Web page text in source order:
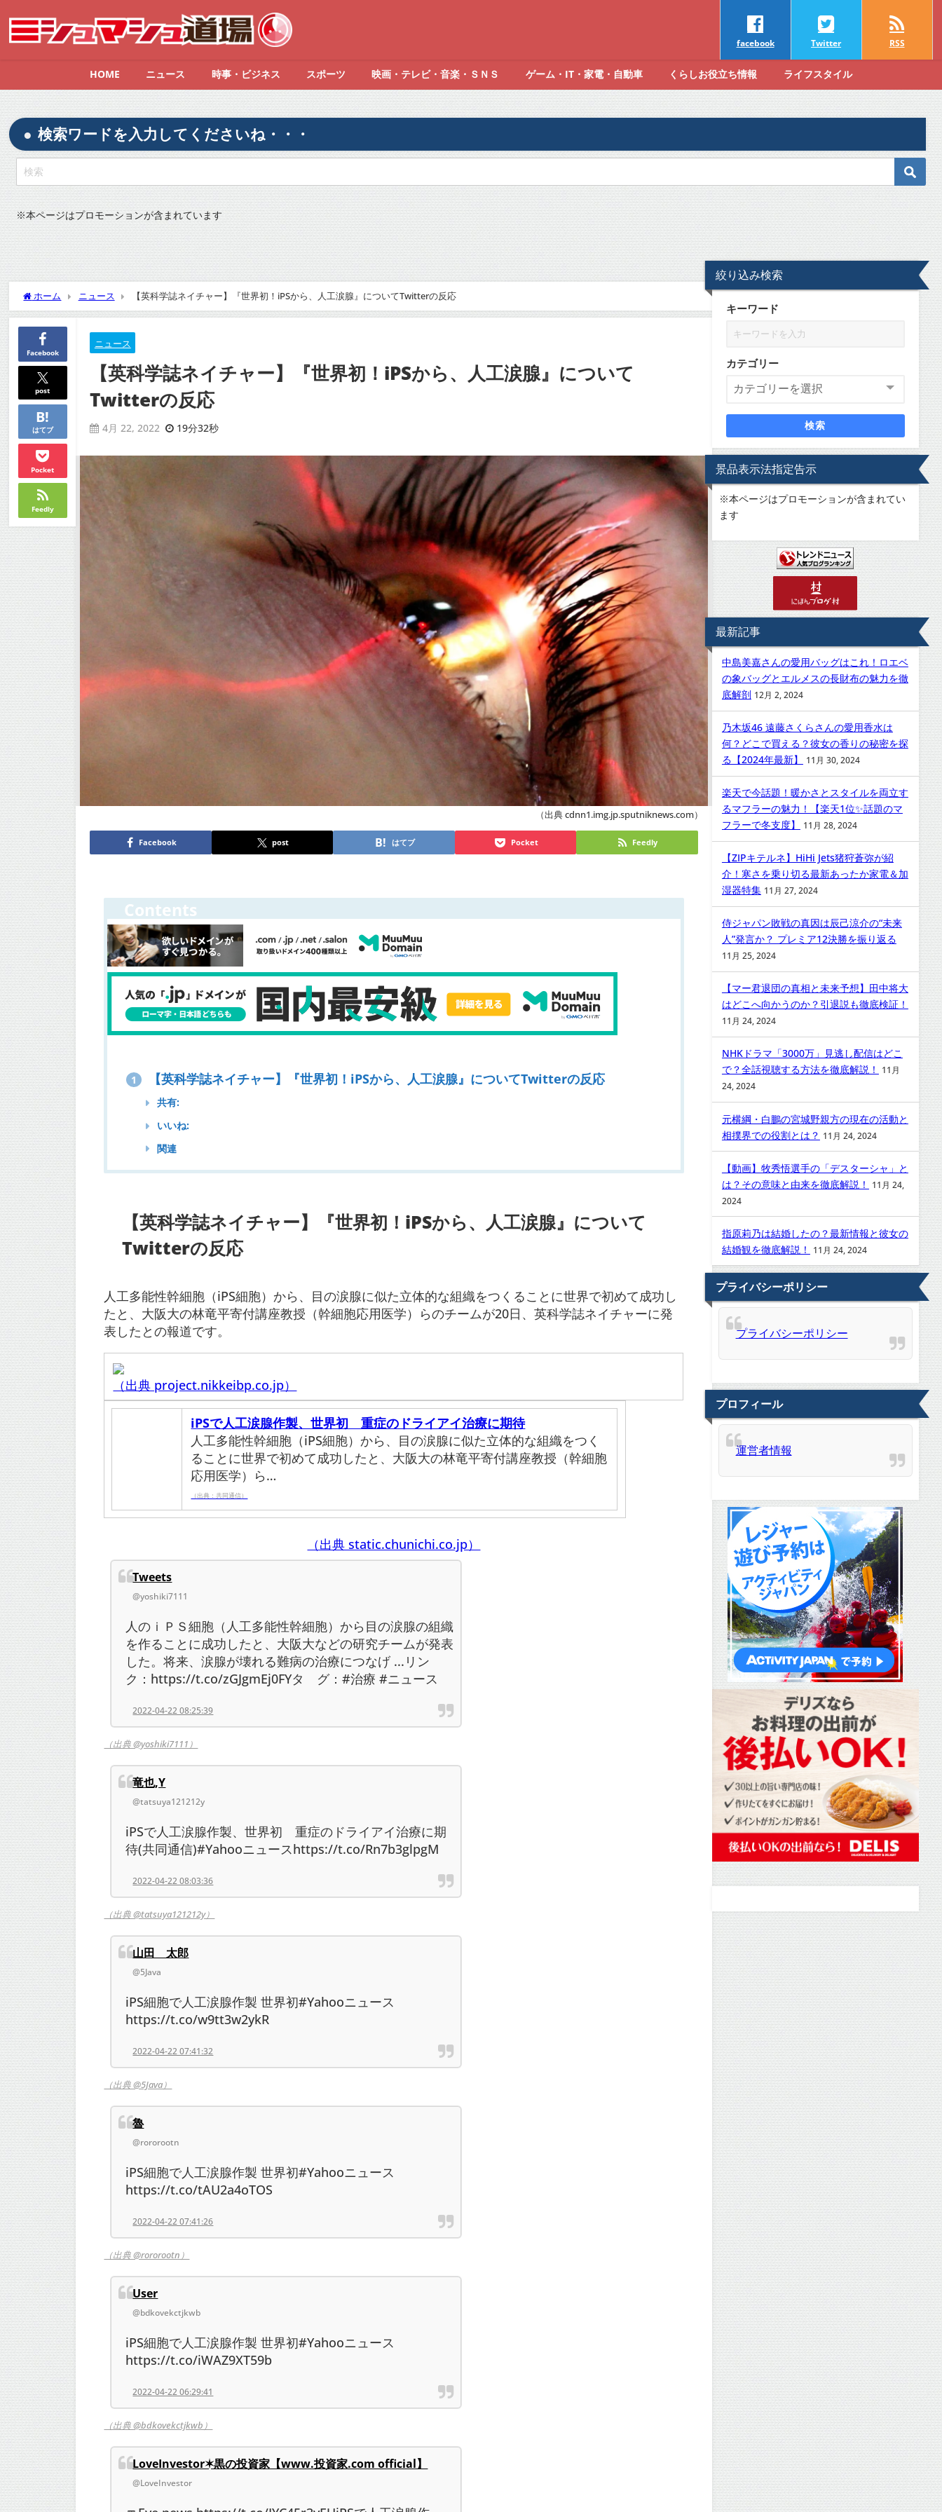
facebook Twitter RSS
HOME ニュース 時事・ビジネス スポーツ 映画・テレビ・音楽・ＳＮＳ ゲーム・IT・家電・自動車 くらしお役立ち情報 ライフスタイル
検索ワードを入力してくださいね・・・
※本ページはプロモーションが含まれています
ホーム ニュース 【英科学誌ネイチャー】『世界初！iPSから、人工涙腺』についてTwitterの反応
Facebook
post
はてブ
Pocket
Feedly
ニュース
【英科学誌ネイチャー】『世界初！iPSから、人工涙腺』について
Twitterの反応
4月 22, 2022 19分32秒
（出典 cdnn1.img.jp.sputniknews.com）
Facebook post はてブ Pocket Feedly
Contents
1 【英科学誌ネイチャー】『世界初！iPSから、人工涙腺』についてTwitterの反応
共有:
いいね:
関連
【英科学誌ネイチャー】『世界初！iPSから、人工涙腺』について
Twitterの反応
人工多能性幹細胞（iPS細胞）から、目の涙腺に似た立体的な組織をつくることに世界で初めて成功し
たと、大阪大の林竜平寄付講座教授（幹細胞応用医学）らのチームが20日、英科学誌ネイチャーに発
表したとの報道です。
（出典 project.nikkeibp.co.jp）
iPSで人工涙腺作製、世界初 重症のドライアイ治療に期待
人工多能性幹細胞（iPS細胞）から、目の涙腺に似た立体的な組織をつく
ることに世界で初めて成功したと、大阪大の林竜平寄付講座教授（幹細胞
応用医学）ら…
（出典：共同通信）
（出典 static.chunichi.co.jp）
Tweets
@yoshiki7111
人のｉＰＳ細胞（人工多能性幹細胞）から目の涙腺の組織
を作ることに成功したと、大阪大などの研究チームが発表
した。将来、涙腺が壊れる難病の治療につなげ ...リン
ク：https://t.co/zGJgmEj0FYタ グ：#治療 #ニュース
2022-04-22 08:25:39
（出典 @yoshiki7111）
竜也,Y
@tatsuya121212y
iPSで人工涙腺作製、世界初 重症のドライアイ治療に期
待(共同通信)#Yahooニュースhttps://t.co/Rn7b3glpgM
2022-04-22 08:03:36
（出典 @tatsuya121212y）
山田 太郎
@5Java
iPS細胞で人工涙腺作製 世界初#Yahooニュース
https://t.co/w9tt3w2ykR
2022-04-22 07:41:32
（出典 @5Java）
魯
@rororootn
iPS細胞で人工涙腺作製 世界初#Yahooニュース
https://t.co/tAU2a4oTOS
2022-04-22 07:41:26
（出典 @rororootn）
User
@bdkovekctjkwb
iPS細胞で人工涙腺作製 世界初#Yahooニュース
https://t.co/iWAZ9XT59b
2022-04-22 06:29:41
（出典 @bdkovekctjkwb）
LoveInvestor✶黒の投資家【www.投資家.com official】
@LoveInvestor
絞り込み検索
キーワード
カテゴリー
検索
景品表示法指定告示
※本ページはプロモーションが含まれてい
ます
最新記事
中島美嘉さんの愛用バッグはこれ！ロエベ
の象バッグとエルメスの長財布の魅力を徹
底解剖 12月 2, 2024
乃木坂46 遠藤さくらさんの愛用香水は
何？どこで買える？彼女の香りの秘密を探
る【2024年最新】
11月 30, 2024
楽天で今話題！暖かさとスタイルを両立す
るマフラーの魅力！【楽天1位✨話題のマ
フラーで冬支度】
11月 28, 2024
【ZIPキテルネ】HiHi Jets猪狩蒼弥が紹
介！寒さを乗り切る最新あったか家電＆加
湿器特集 11月 27, 2024
侍ジャパン敗戦の真因は辰己涼介の“未来
人”発言か？ プレミア12決勝を振り返る
11月 25, 2024
【マー君退団の真相と未来予想】田中将大
はどこへ向かうのか？引退説も徹底検証！
11月 24, 2024
NHKドラマ「3000万」見逃し配信はどこ
で？全話視聴する方法を徹底解説！
11月
24, 2024
元横綱・白鵬の宮城野親方の現在の活動と
相撲界での役割とは？ 11月 24, 2024
【動画】牧秀悟選手の「デスターシャ」と
は？その意味と由来を徹底解説！
11月 24,
2024
指原莉乃は結婚したの？最新情報と彼女の
結婚観を徹底解説！
11月 24, 2024
プライバシーポリシー
プライバシーポリシー
プロフィール
運営者情報